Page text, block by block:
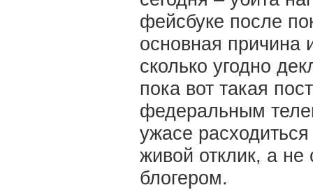
фейсбуке после
основная причина
сколько угодно
пока вот такая
федеральным
ужасе
живой отклик, а не
блогером.